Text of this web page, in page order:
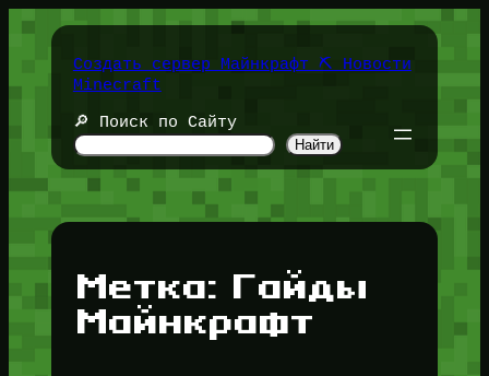
Перейти
содержимомуСоздать сервер Майнкрафт ⛏️ Новости
Minecraft
🔎 Поиск по Сайту
Найти
Метка: Гайды
Майнкрафт